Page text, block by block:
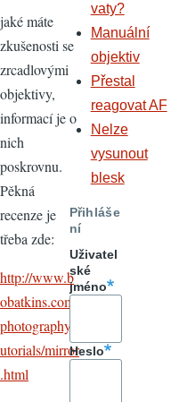
jaké máte
zkušenosti se
zrcadlovými
objektivy,
informací je o
nich
poskrovnu.
Pěkná
recenze je
třeba zde:
http://www.b
obatkins.com/
photography/t
utorials/mirror
.html
vaty?
Manuální
objektiv
Přestal
reagovat AF
Nelze
vysunout
blesk
Přihláše
ní
Uživatel
ské
jméno
Heslo